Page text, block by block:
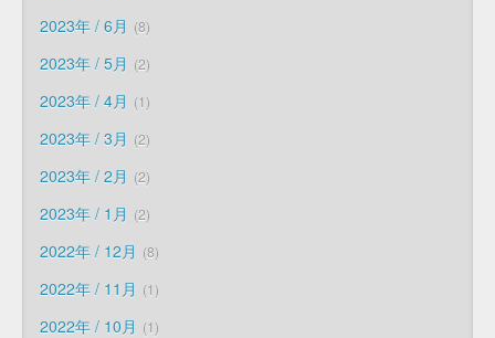
2023年 / 6月 8
2023年 / 5月 2
2023年 / 4月 1
2023年 / 3月 2
2023年 / 2月 2
2023年 / 1月 2
2022年 / 12月 8
2022年 / 11月 1
2022年 / 10月 1